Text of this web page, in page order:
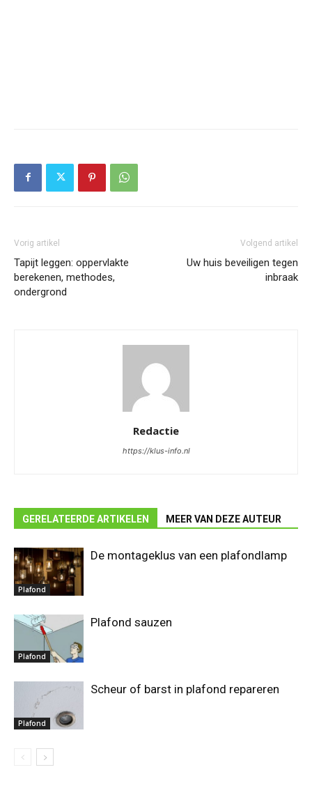
Vorig artikel
Tapijt leggen: oppervlakte
berekenen, methodes,
ondergrond
Volgend artikel
Uw huis beveiligen tegen
inbraak
Redactie
https://klus-info.nl
GERELATEERDE ARTIKELEN MEER VAN DEZE AUTEUR
Plafond
De montageklus van een plafondlamp
Plafond
Plafond sauzen
Plafond
Scheur of barst in plafond repareren